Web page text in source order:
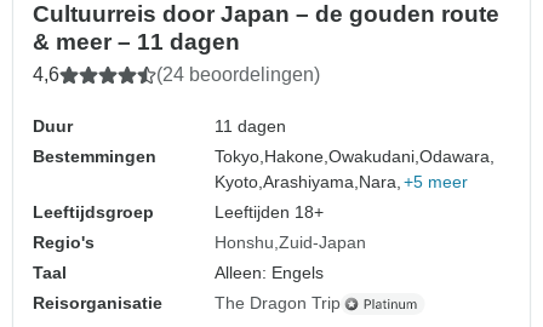
Cultuurreis door Japan – de gouden route
& meer – 11 dagen
4,6 (24 beoordelingen)
Duur
11 dagen
Bestemmingen
Tokyo,Hakone,Owakudani,Odawara,
Kyoto,Arashiyama,Nara, +5 meer
Leeftijdsgroep
Leeftijden 18+
Regio's
Honshu Zuid-Japan
Taal
Alleen: Engels
Reisorganisatie
The Dragon Trip